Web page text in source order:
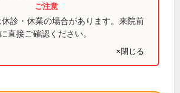
診・休業の場合があります。来院前
直接ご確認ください。
×閉じる